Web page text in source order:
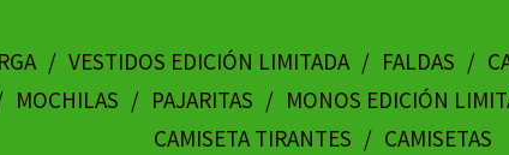
VESTIDOS EDICIÓN LIMITADA FALDAS
MOCHILAS PAJARITAS MONOS EDICIÓN
CAMISETA TIRANTES
CAMISETAS